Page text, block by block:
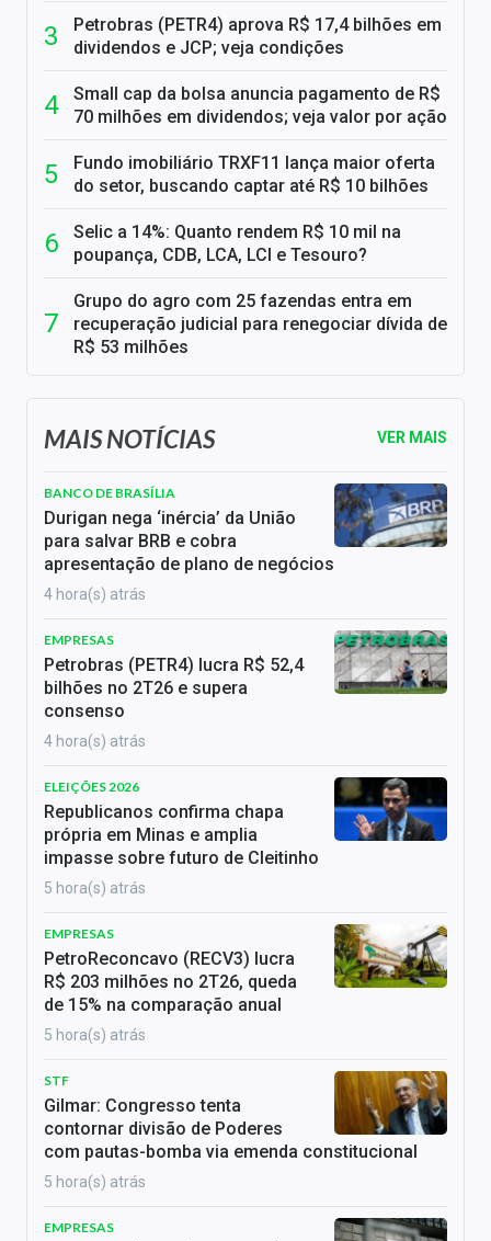
Petrobras (PETR4) aprova R$ 17,4 bilhões em
dividendos e JCP; veja condições
Small cap da bolsa anuncia pagamento de R$
70 milhões em dividendos; veja valor por ação
Fundo imobiliário TRXF11 lança maior oferta
do setor, buscando captar até R$ 10 bilhões
Selic a 14%: Quanto rendem R$ 10 mil na
poupança, CDB, LCA, LCI e Tesouro?
Grupo do agro com 25 fazendas entra em
recuperação judicial para renegociar dívida de
R$ 53 milhões
MAIS NOTÍCIAS VER MAIS
BANCO DE BRASÍLIA
Durigan nega ‘inércia’ da União
para salvar BRB e cobra
apresentação de plano de negócios
4 hora(s) atrás
EMPRESAS
Petrobras (PETR4) lucra R$ 52,4
bilhões no 2T26 e supera
consenso
4 hora(s) atrás
ELEIÇÕES 2026
Republicanos confirma chapa
própria em Minas e amplia
impasse sobre futuro de Cleitinho
5 hora(s) atrás
EMPRESAS
PetroReconcavo (RECV3) lucra
R$ 203 milhões no 2T26, queda
de 15% na comparação anual
5 hora(s) atrás
STF
Gilmar: Congresso tenta
contornar divisão de Poderes
com pautas-bomba via emenda constitucional
5 hora(s) atrás
EMPRESAS